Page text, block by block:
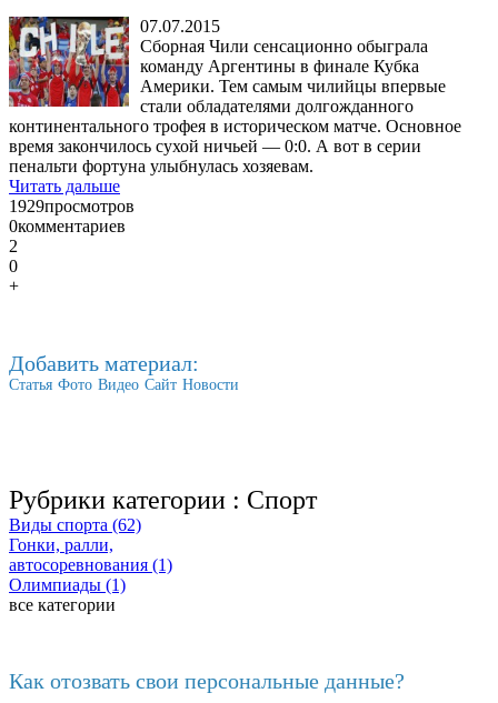
07.07.2015
Сборная Чили сенсационно обыграла
команду Аргентины в финале Кубка
Америки. Тем самым чилийцы впервые
стали обладателями долгожданного
континентального трофея в историческом матче. Основное
время закончилось сухой ничьей — 0:0. А вот в серии
пенальти фортуна улыбнулась хозяевам.
Читать дальше
1929просмотров
0комментариев
2
0
+
Добавить материал:
Статья Фото Видео Сайт Новости
Рубрики категории : Спорт
Виды спорта (62)
Гонки, ралли,
автосоревнования (1)
Олимпиады (1)
все категории
Как отозвать свои персональные данные?